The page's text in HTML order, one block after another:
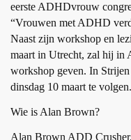
eerste ADHDvrouw
“Vrouwen met ADHD
Naast zijn workshop en
maart in Utrecht, zal hij in
workshop geven. In
dinsdag 10 maart te
Wie is Alan Brown?
Alan Brown ADD Crusher,